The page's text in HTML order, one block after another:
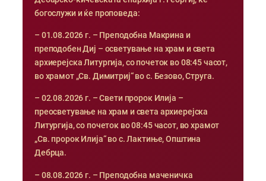
богослужи и ќе проповеда:
– 01.08.2026 г. – Преподобна Макрина и
преподобен Диј – осветување на храм и света
архиерејска Литургија, со почеток во 08:45 часот,
во храмот „Св. Димитриј“ во с. Безово, Струга.
– 02.08.2026 г. – Свети пророк Илија –
преосветување на храм и света архиерејска
Литургија, со почеток во 08:45 часот, во храмот
„Св. пророк Илија“ во с. Лактиње, Општина
Дебрца.
– 08.08.2026 г. – Преподобна маченичка